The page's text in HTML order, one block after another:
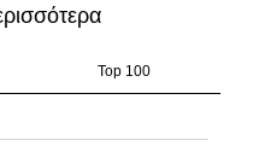
Top 100